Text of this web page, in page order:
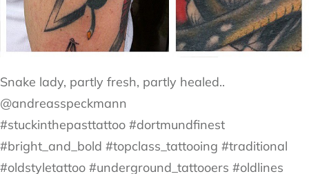
Snake lady, partly fresh, partly healed..
@andreasspeckmann
#stuckinthepasttattoo #dortmundfinest
#bright_and_bold #topclass_tattooing #traditional
#oldstyletattoo #underground_tattooers #oldlines